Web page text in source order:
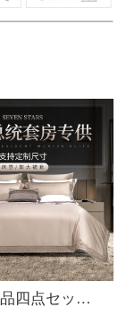
安意道床品四点セットの綿純綿ベッド用品の高級輸入150本のエジプトの綿の中国五星ホテル風シーツ布団カバーの小夜曲-玉色の150本のシーツの四点セットの2.0 Mベッド(220*240芯)